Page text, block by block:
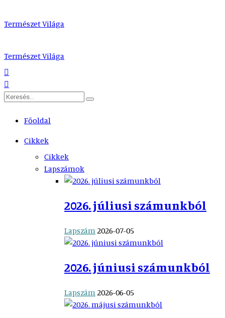
Természet Világa
Természet Világa
Főoldal
Cikkek
Cikkek
Lapszámok
2026. júliusi számunkból
Lapszám 2026-07-05
2026. júniusi számunkból
Lapszám 2026-06-05